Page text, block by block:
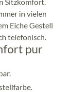
in vielen
Eiche Gestell
telefonisch.
pur